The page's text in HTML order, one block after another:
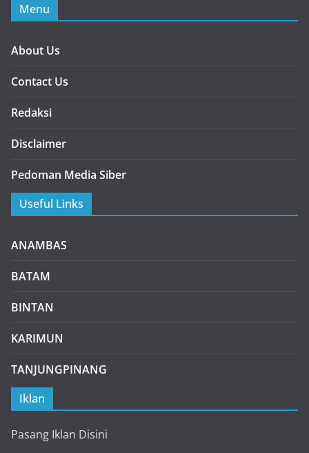
Menu
About Us
Contact Us
Redaksi
Disclaimer
Pedoman Media Siber
Useful Links
ANAMBAS
BATAM
BINTAN
KARIMUN
TANJUNGPINANG
Iklan
Pasang Iklan Disini